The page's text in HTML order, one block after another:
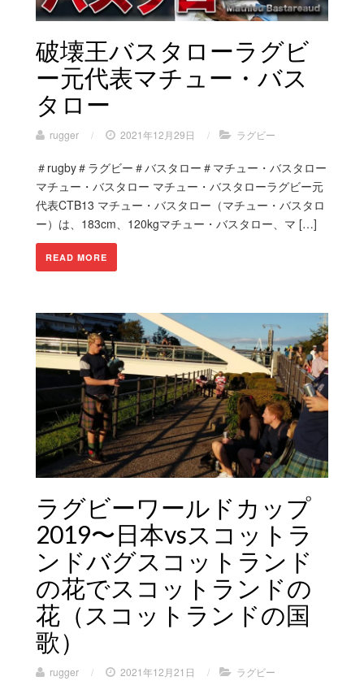
破壊王バスタローラグビ
ー元代表マチュー・バス
タロー
rugger / 2021年12月29日 / ラグビー
＃rugby＃ラグビー＃バスタロー＃マチュー・バスタロー
マチュー・バスタロー マチュー・バスタローラグビー元
代表CTB13 マチュー・バスタロー（マチュー・バスタロ
ー）は、183cm、120kgマチュー・バスタロー、マ […]
READ MORE
ラグビーワールドカップ
2019〜日本vsスコットラ
ンドバグスコットランド
の花でスコットランドの
花（スコットランドの国
歌）
rugger / 2021年12月21日 / ラグビー